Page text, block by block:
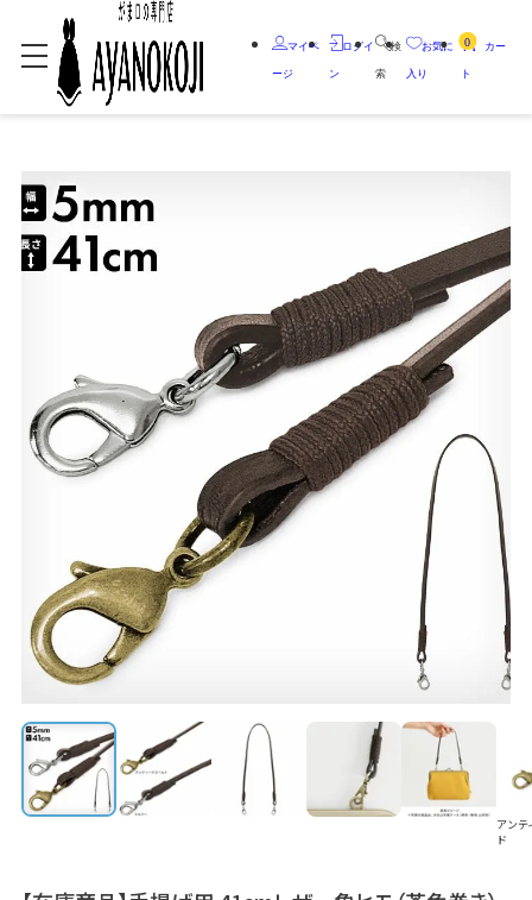
マイペ
ージ
ログイ
ン
検
索
お気に
入り
0 カー
ト
アンテ
ド